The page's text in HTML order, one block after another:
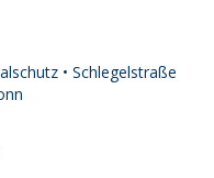
• Schlegelstraße